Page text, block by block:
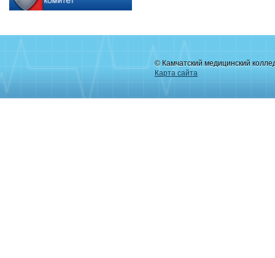
© Камчатский медицинский
Карта сайта